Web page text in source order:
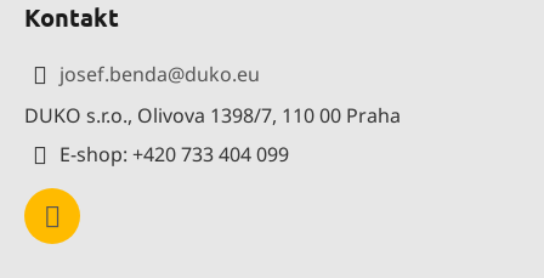
Kontakt
josef.benda@duko.eu
DUKO s.r.o., Olivova 1398/7, 110 00 Praha
E-shop: +420 733 404 099